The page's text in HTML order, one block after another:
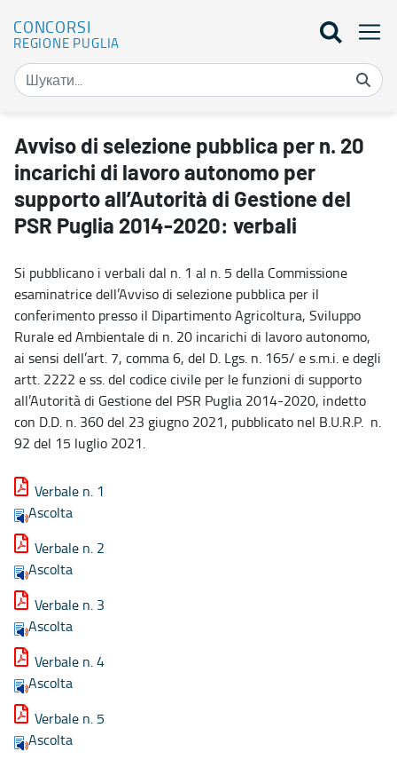
CONCORSI
REGIONE PUGLIA
Avviso di selezione pubblica per n. 20 incarichi di lavoro
Avviso di selezione pubblica per n. 20
incarichi di lavoro autonomo per
supporto all’Autorità di Gestione del
PSR Puglia 2014-2020: verbali
Si pubblicano i verbali dal n. 1 al n. 5 della Commissione
esaminatrice dell’Avviso di selezione pubblica per il
conferimento presso il Dipartimento Agricoltura, Sviluppo
Rurale ed Ambientale di n. 20 incarichi di lavoro autonomo,
ai sensi dell’art. 7, comma 6, del D. Lgs. n. 165/ e s.m.i. e degli
artt. 2222 e ss. del codice civile per le funzioni di supporto
all’Autorità di Gestione del PSR Puglia 2014-2020, indetto
con D.D. n. 360 del 23 giugno 2021, pubblicato nel B.U.R.P. n.
92 del 15 luglio 2021.
Verbale n. 1
Ascolta
Verbale n. 2
Ascolta
Verbale n. 3
Ascolta
Verbale n. 4
Ascolta
Verbale n. 5
Ascolta